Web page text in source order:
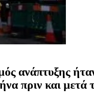
ανάπτυξης
πριν και μετά